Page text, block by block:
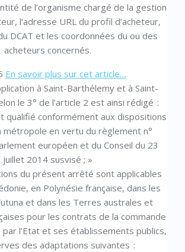
de l’organisme chargé de la gestion
l’adresse URL du profil d’acheteur,
DCAT et les coordonnées du ou des
acheteurs concernés.
En savoir plus sur cet article…
à Saint-Barthélemy et à Saint-
le 3° de l’article 2 est ainsi rédigé :
qualifié conformément aux dispositions
métropole en vertu du règlement n°
européen et du Conseil du 23
juillet 2014 susvisé ; »
du présent arrêté sont applicables
en Polynésie française, dans les
et dans les Terres australes et
pour les contrats de la commande
par l’Etat et ses établissements publics,
des adaptations suivantes :